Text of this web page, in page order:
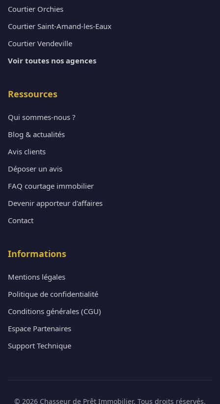
Courtier Orchies
Courtier Saint-Amand-les-Eaux
Courtier Vendeville
Voir toutes nos agences
Ressources
Qui sommes-nous ?
Blog & actualités
Avis clients
Déposer un avis
FAQ courtage immobilier
Devenir apporteur d'affaires
Contact
Informations
Mentions légales
Politique de confidentialité
Conditions générales (CGU)
Espace Partenaires
Support Technique
© 2026 Chasseur de Prêt Immobilier. Tous droits réservés.